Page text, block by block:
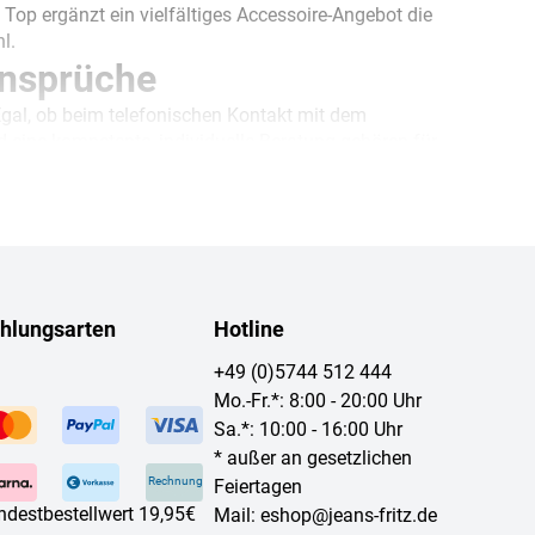
ergänzt ein vielfältiges Accessoire-Angebot die
ob beim telefonischen Kontakt mit dem
Einsatz von Ressourcen auf der
Sie auch beides kombinieren! Bestellen Sie
Ihre Auswahl dann noch einmal in Ruhe
bestens über aktuelle Trends und Neuheiten
schönsten und angesagtesten kombinieren
melden Sie sich gleich hier an!
Rechnung
19,95€
Hotline
+49 (0)5744 512 444
Mo.-Fr.*: 8:00 - 20:00 Uhr
Sa.*: 10:00 - 16:00 Uhr
* außer an gesetzlichen
Feiertagen
Mail: eshop@jeans-fritz.de